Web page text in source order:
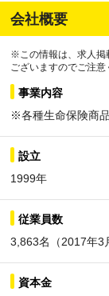
会社概要
※この情報は、求人掲
ございますのでご注意
事業内容
※各種生命保険商
設立
1999年
従業員数
3,863名（2017年3
資本金